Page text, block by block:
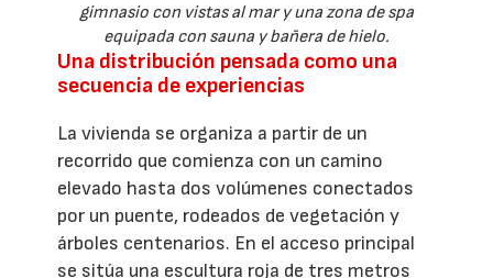
gimnasio con vistas al mar y una zona de spa
equipada con sauna y bañera de hielo.
Una distribución pensada como una
secuencia de experiencias
La vivienda se organiza a partir de un
recorrido que comienza con un camino
elevado hasta dos volúmenes conectados
por un puente, rodeados de vegetación y
árboles centenarios. En el acceso principal
se sitúa una escultura roja de tres metros